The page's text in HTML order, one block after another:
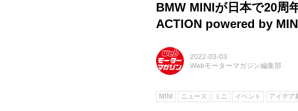
BMW MINIが日本で20周
ACTION powered by
2022-03-03
Webモーターマガジン編集部
MINI ニュース ミニ イベント アイデア